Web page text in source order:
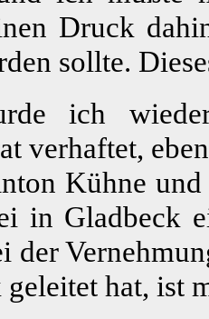
Druck
sollte.
ich
verhaftet,
Kühne
in Gladbeck
der
geleitet hat, ist